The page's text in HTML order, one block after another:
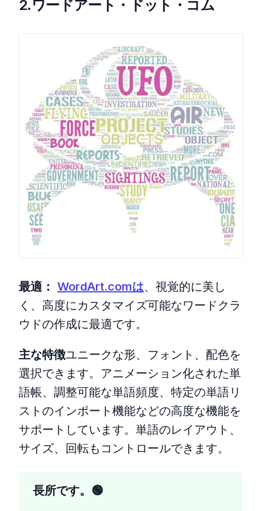
2.ワードアート・ドット・コム
最適： WordArt.comは、視覚的に美し
く、高度にカスタマイズ可能なワードクラ
ウドの作成に最適です。
主な特徴ユニークな形、フォント、配色を
選択できます。アニメーション化された単
語帳、調整可能な単語頻度、特定の単語リ
ストのインポート機能などの高度な機能を
サポートしています。単語のレイアウト、
サイズ、回転もコントロールできます。
長所です。